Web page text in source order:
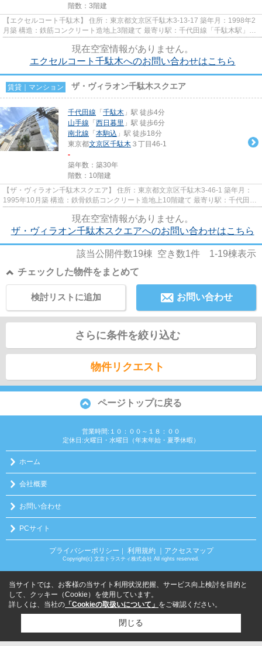
階数：3階建
【エクセルコート千駄木】 住所：東京都文京区千駄木3-13-17 築年月：1998年2
月築 構造：鉄筋コンクリート造地上3階建て 最寄り駅：千代田線「千駄木駅」徒
現在空室情報がありません。
エクセルコート千駄木へのお問い合わせはこちら
賃貸｜マンション ザ・ヴィラオン千駄木スクエア
千代田線 「 千駄木 」駅 徒歩4分
山手線 「 西日暮里 」駅 徒歩6分
南北線 「 本駒込 」駅 徒歩18分
東京都文京区千駄木 ３丁目46-1
-
築年数：築30年
階数：10階建
【ザ・ヴィラオン千駄木スクエア】 住所：東京都文京区千駄木3-46-1 築年月：
1995年10月築 構造：鉄骨鉄筋コンクリート造地上10階建て 最寄り駅：千代田
現在空室情報がありません。
ザ・ヴィラオン千駄木スクエアへのお問い合わせはこちら
該当公開件数19棟 空き数1件 1-19棟表示
チェックした物件をまとめて
お問い合わせ
検討リストに追加
さらに条件を絞り込む
物件リクエスト
ページトップに戻る
営業時間:１０：００～１８：００
定休日:火曜日・水曜日（年末年始・夏季休暇）
ホーム
会社概要
お問い合わせ
PCサイト
プライバシーポリシー ｜ 利用規約 ｜アクセスマップ
Copyright(c) 文京トラスティ株式会社 All rights reserved.
当サイトでは、お客様の当サイト利用状況把握、サービス向上検討を目的と
して、クッキー（Cookie）を使用しています。
詳しくは、当社の 「Cookieの取扱いについて」 をご確認ください。
閉じる